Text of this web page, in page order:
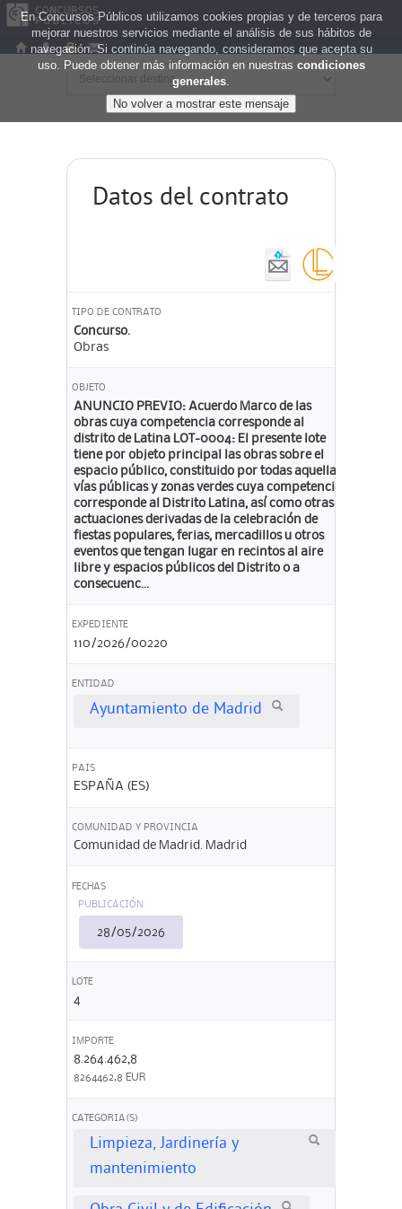
Datos del contrato
TIPO DE CONTRATO
Concurso.
Obras
OBJETO
ANUNCIO PREVIO: Acuerdo Marco de las
obras cuya competencia corresponde al
distrito de Latina LOT-0004: El presente lote
tiene por objeto principal las obras sobre el
espacio público, constituido por todas aquellas
vías públicas y zonas verdes cuya competencia
corresponde al Distrito Latina, así como otras
actuaciones derivadas de la celebración de
fiestas populares, ferias, mercadillos u otros
eventos que tengan lugar en recintos al aire
libre y espacios públicos del Distrito o a
consecuenc...
EXPEDIENTE
110/2026/00220
ENTIDAD
Ayuntamiento de Madrid
PAIS
ESPAÑA (ES)
COMUNIDAD Y PROVINCIA
Comunidad de Madrid. Madrid
FECHAS
PUBLICACIÓN
28/05/2026
LOTE
4
IMPORTE
8.264.462,8
8264462,8 EUR
CATEGORIA(S)
Limpieza, Jardinería y
mantenimiento
En Concursos Públicos utilizamos cookies propias y de terceros para
mejorar nuestros servicios mediante el análisis de sus hábitos de
navegación. Si continúa navegando, consideramos que acepta su
uso. Puede obtener más información en nuestras condiciones
generales.